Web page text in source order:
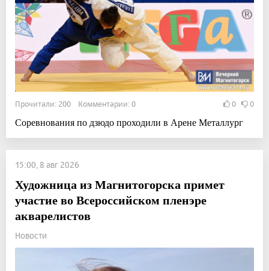
Прочитали: 200 Комментарии: 0 0 0
Соревнования по дзюдо проходили в Арене Металлург
15:00, 8 авг 2026
Художница из Магнитогорска примет
участие во Всероссийском пленэре
акварелистов
Новости